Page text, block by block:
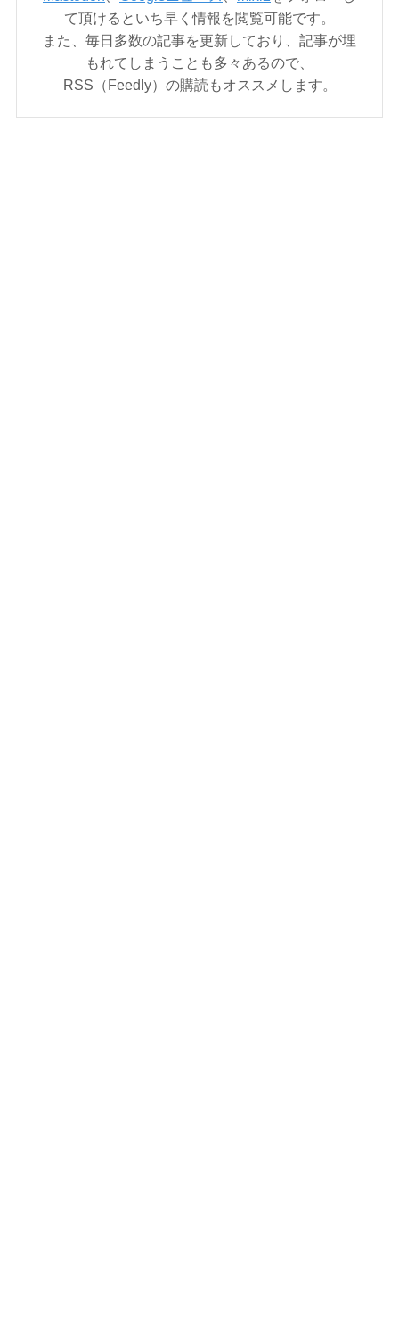
て頂けるといち早く情報を閲覧可能です。
また、毎日多数の記事を更新しており、記事が埋
もれてしまうことも多々あるので、
RSS（Feedly）の購読もオススメします。